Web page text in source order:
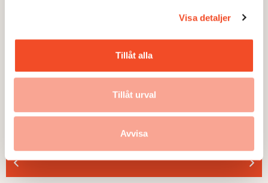
Visa detaljer
Tillåt alla
Tillåt urval
Avvisa